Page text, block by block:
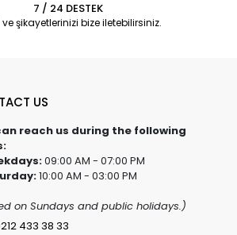
7 / 24 DESTEK
ve şikayetlerinizi bize iletebilirsiniz.
US
reach us during the following
09:00 AM - 07:00 PM
10:00 AM - 03:00 PM
on Sundays and public holidays.)
433 38 33